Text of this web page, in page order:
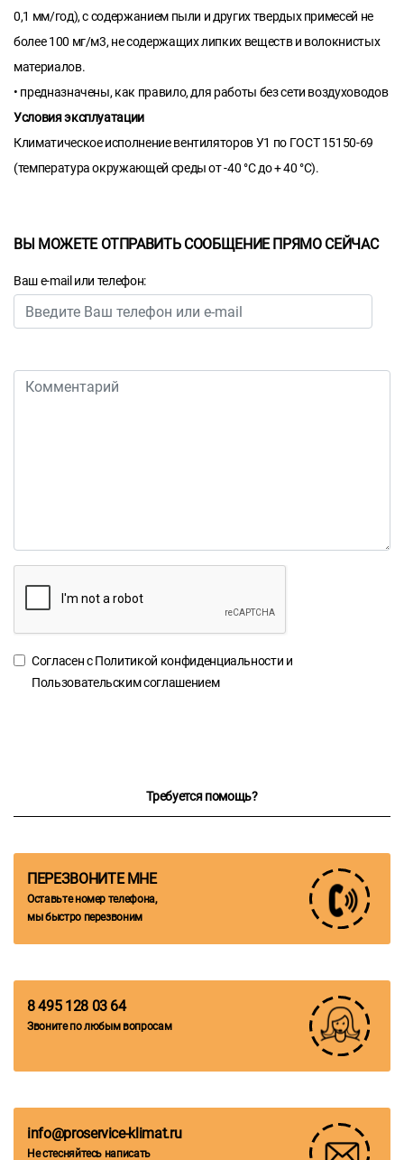
0,1 мм/год), с содержанием пыли и других твердых примесей не
более 100 мг/м3, не содержащих липких веществ и волокнистых
материалов.
• предназначены, как правило, для работы без сети воздуховодов
Условия эксплуатации
Климатическое исполнение вентиляторов У1 по ГОСТ 15150-69
(температура окружающей среды от -40 °С до + 40 °С).
ВЫ МОЖЕТЕ ОТПРАВИТЬ СООБЩЕНИЕ ПРЯМО СЕЙЧАС
Ваш e-mail или телефон:
Согласен сПолитикой конфиденциальности и
Пользовательским соглашением
Требуется помощь?
ПЕРЕЗВОНИТЕ МНЕ
Оставьте номер телефона,
мы быстро перезвоним
8 495 128 03 64
Звоните по любым вопросам
info@proservice-klimat.ru
Не стесняйтесь написать